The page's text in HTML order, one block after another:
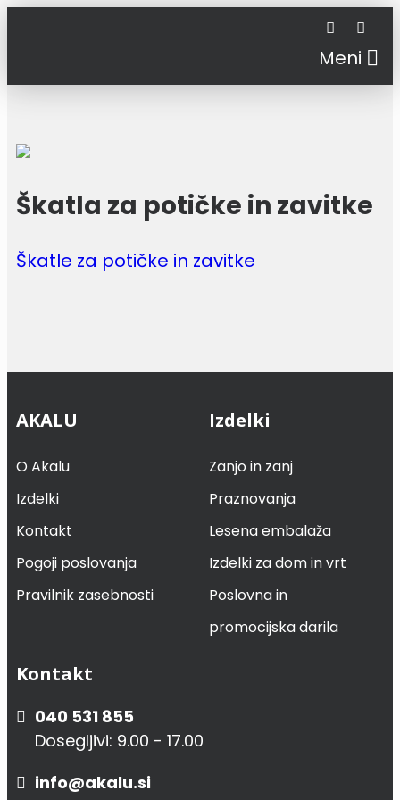
Meni
Škatla za potičke in zavitke
Škatle za potičke in zavitke
AKALU
O Akalu
Izdelki
Kontakt
Pogoji poslovanja
Pravilnik zasebnosti
Izdelki
Zanjo in zanj
Praznovanja
Lesena embalaža
Izdelki za dom in vrt
Poslovna in
promocijska darila
Kontakt
040 531 855
Dosegljivi: 9.00 - 17.00
info@akalu.si